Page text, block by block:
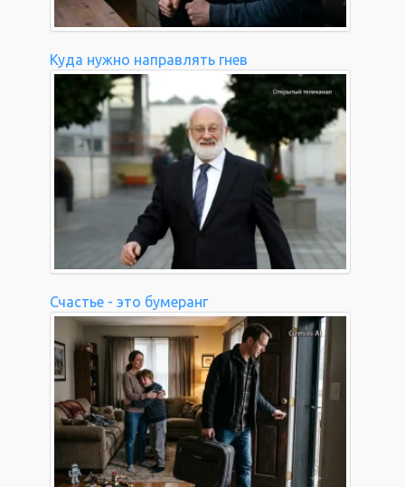
Куда нужно направлять гнев
Счастье - это бумеранг